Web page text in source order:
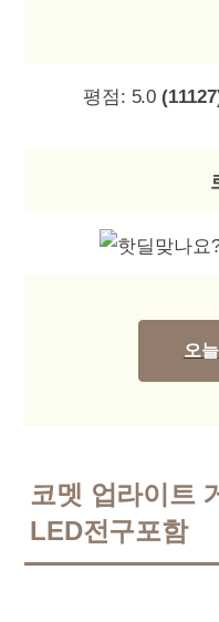
평점: 5.0
오
코멧 업라이트
LED전구포함